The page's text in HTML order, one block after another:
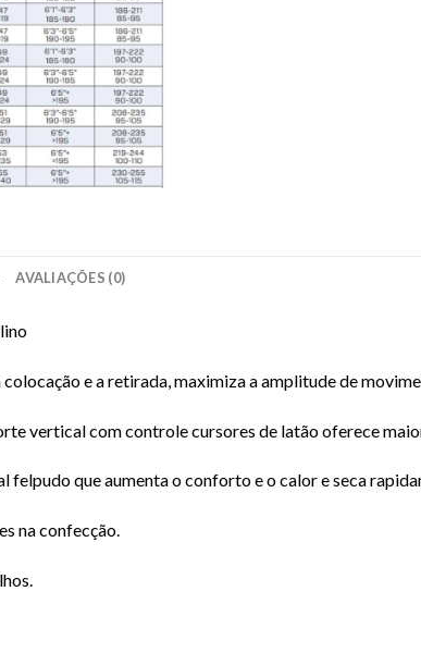
AVALIAÇÕES (0)
e a retirada, maximiza a amplitude de
vertical com controle cursores de latão oferece
que aumenta o conforto e o calor e seca
na confecção.